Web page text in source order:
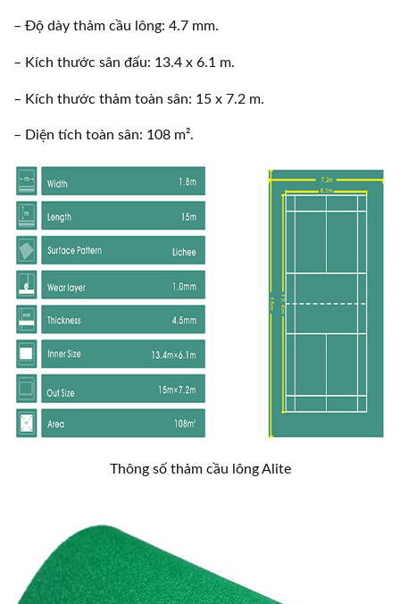
– Độ dày thảm cầu lông: 4.7 mm.
– Kích thước sân đấu: 13.4 x 6.1 m.
– Kích thước thảm toàn sân: 15 x 7.2 m.
– Diện tích toàn sân: 108 m².
Thông số thảm cầu lông Alite